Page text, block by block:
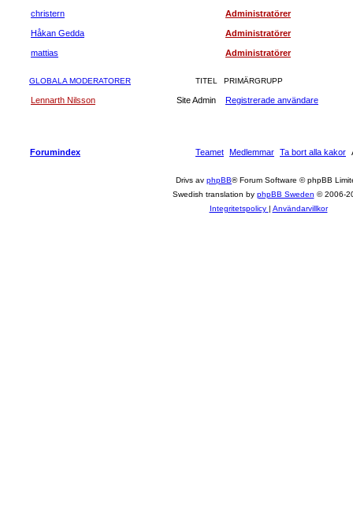
christern Administratörer
Håkan Gedda Administratörer
mattias Administratörer
TITEL
GLOBALA MODERATORER PRIMÄRGRUPP
Site Admin
Lennarth Nilsson Registrerade användare
Forumindex Ta bort alla kakor
Medlemmar
Teamet
Drivs av phpBB® Forum Software © phpBB
Swedish translation by phpBB Sweden © 2006-
Integritetspolicy
Användarvillkor